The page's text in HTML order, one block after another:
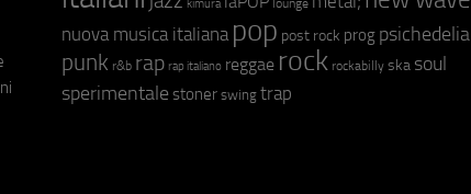
kimura lounge
nuova musica italiana pop post rock prog psichedelia
punk r&b rap rap italiano reggae rock rockabilly ska soul
sperimentale stoner swing trap